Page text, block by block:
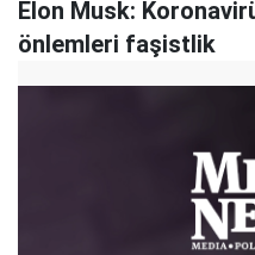
Elon Musk:
önlemleri faşistlik